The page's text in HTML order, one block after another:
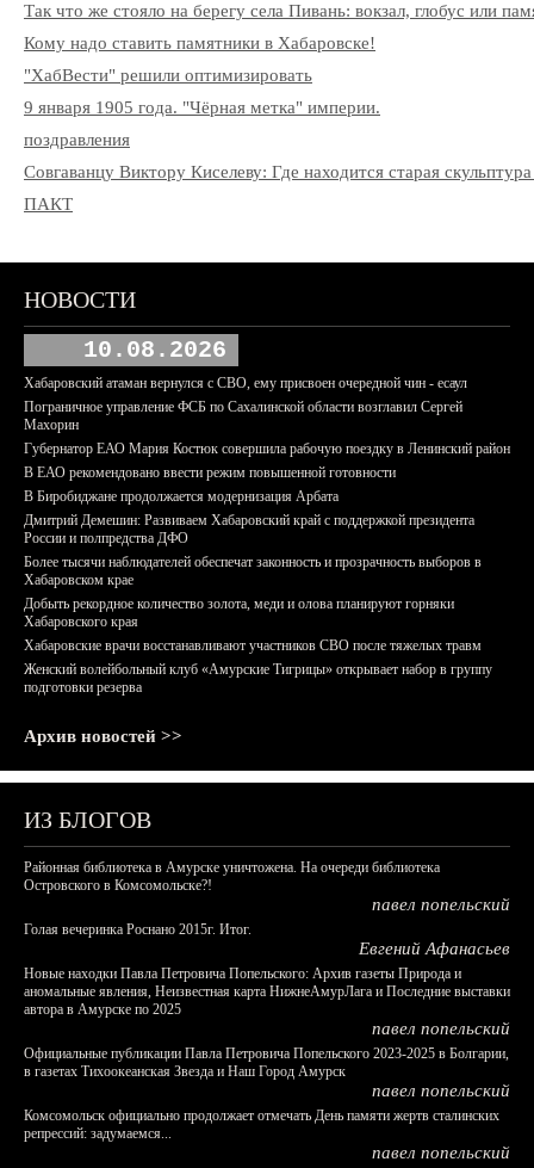
Так что же стояло на берегу села Пивань: вокзал, глобус или
Кому надо ставить памятники в Хабаровске!
"ХабВести" решили оптимизировать
9 января 1905 года. "Чёрная метка" империи.
поздравления
Совгаванцу Виктору Киселеву: Где находится старая
ПАКТ
НОВОСТИ
10.08.2026
Хабаровский атаман вернулся с СВО, ему присвоен очередной чин - есаул
Пограничное управление ФСБ по Сахалинской области возглавил Сергей
Махорин
Губернатор ЕАО Мария Костюк совершила рабочую поездку в Ленинский район
В ЕАО рекомендовано ввести режим повышенной готовности
В Биробиджане продолжается модернизация Арбата
Дмитрий Демешин: Развиваем Хабаровский край с поддержкой президента
России и полпредства ДФО
Более тысячи наблюдателей обеспечат законность и прозрачность выборов в
Хабаровском крае
Добыть рекордное количество золота, меди и олова планируют горняки
Хабаровского края
Хабаровские врачи восстанавливают участников СВО после тяжелых травм
Женский волейбольный клуб «Амурские Тигрицы» открывает набор в группу
подготовки резерва
Архив новостей >>
ИЗ БЛОГОВ
Районная библиотека в Амурске уничтожена. На очереди библиотека
Островского в Комсомольске?!
павел попельский
Голая вечеринка Роснано 2015г. Итог.
Евгений Афанасьев
Новые находки Павла Петровича Попельского: Архив газеты Природа и
аномальные явления, Неизвестная карта НижнеАмурЛага и Последние выставки
автора в Амурске по 2025
павел попельский
Официальные публикации Павла Петровича Попельского 2023-2025 в Болгарии,
в газетах Тихоокеанская Звезда и Наш Город Амурск
павел попельский
Комсомольск официально продолжает отмечать День памяти жертв сталинских
репрессий: задумаемся...
павел попельский